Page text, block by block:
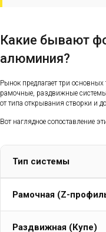
Какие бывают
алюминия?
Рынок предлагает три
рамочные, раздвижные
от типа открывания створки и
Вот наглядное сопоставление
Тип системы
Рамочная (Z-
Раздвижная (Купе)